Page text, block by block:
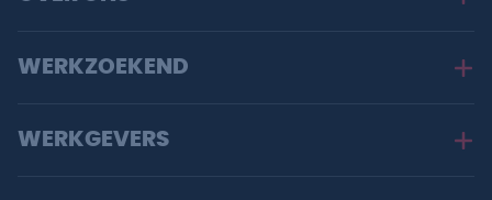
WERKZOEKEND
WERKGEVERS